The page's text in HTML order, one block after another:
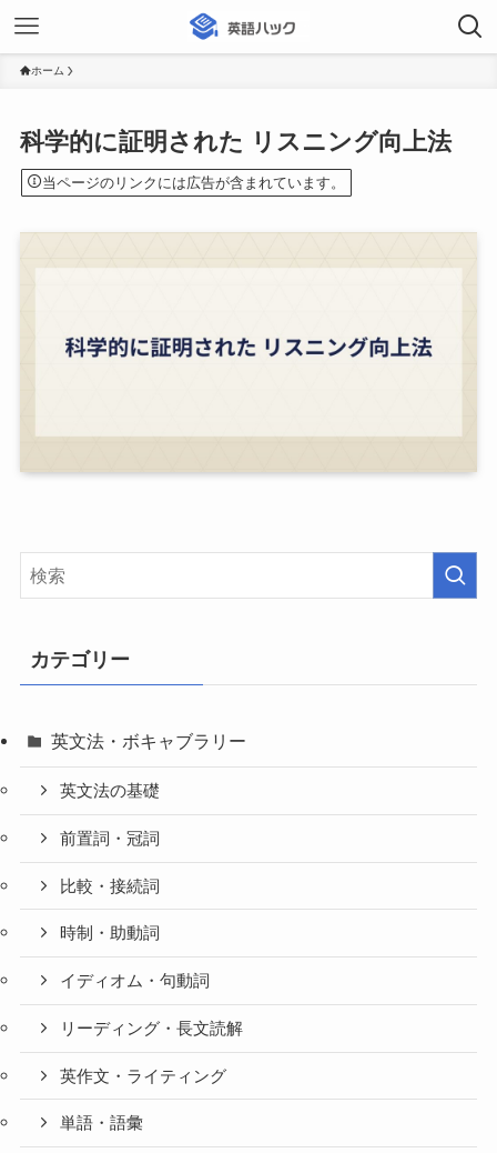
ホーム
科学的に証明された リスニング向上法
当ページのリンクには広告が含まれています。
カテゴリー
英文法・ボキャブラリー
英文法の基礎
前置詞・冠詞
比較・接続詞
時制・助動詞
イディオム・句動詞
リーディング・長文読解
英作文・ライティング
単語・語彙